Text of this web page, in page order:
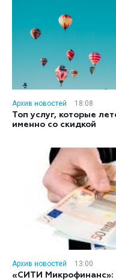
Архив новостей
18:08
Топ услуг, которые
именно со скидкой
Архив новостей
13:00
«СИТИ Микрофинанс»: